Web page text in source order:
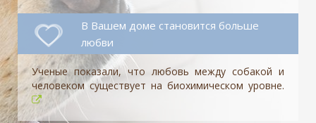
В Вашем доме становится больше
любви
Ученые показали, что любовь между собакой и
человеком существует на биохимическом уровне.